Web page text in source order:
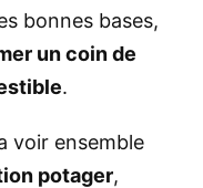
bonnes bases,
un coin de
.
voir ensemble
potager,